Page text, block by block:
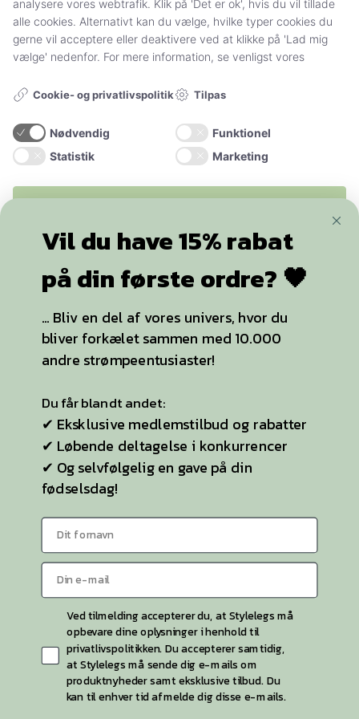
Sådan handler du hos Stylelegs.dk
YDERLIGERE INFO
Strømpebukser
Plussize
Selvsiddende strømper
Ideen til StyleLegs
Bag Stylelegs
Sitemap
KONTAKT OS
Kontaktside
26 55 26 49
analysere vores webtrafik. Klik på 'Det er ok', hvis du vil tillade
alle cookies. Alternativt kan du vælge, hvilke typer cookies du
gerne vil acceptere eller deaktivere ved at klikke på 'Lad mig
vælge' nedenfor. For mere information, se venligst vores
Cookie- og privatlivspolitik Tilpas
Nødvendig
Funktionel
Statistik
Marketing
Vil du have 15% rabat
på din første ordre? 🖤
... Bliv en del af vores univers, hvor du
bliver forkælet sammen med 10.000
andre strømpeentusiaster!
Du får blandt andet:
✔ Eksklusive medlemstilbud og rabatter
✔ Løbende deltagelse i konkurrencer
✔ Og selvfølgelig en gave på din
fødselsdag!
Ved tilmelding accepterer du, at Stylelegs må
opbevare dine oplysninger i henhold til
privatlivspolitikken. Du accepterer samtidig,
at Stylelegs må sende dig e-mails om
produktnyheder samt eksklusive tilbud. Du
kan til enhver tid afmelde dig disse e-mails.